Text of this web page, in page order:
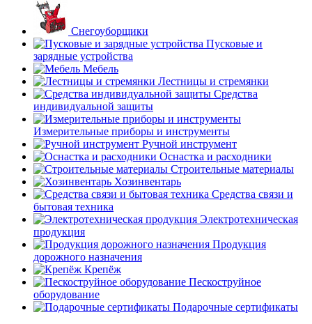
Снегоуборщики
Пусковые и
зарядные устройства
Мебель
Лестницы и стремянки
Средства
индивидуальной защиты
Измерительные приборы и инструменты
Ручной инструмент
Оснастка и расходники
Строительные материалы
Хозинвентарь
Средства связи и
бытовая техника
Электротехническая
продукция
Продукция
дорожного назначения
Крепёж
Пескоструйное
оборудование
Подарочные сертификаты